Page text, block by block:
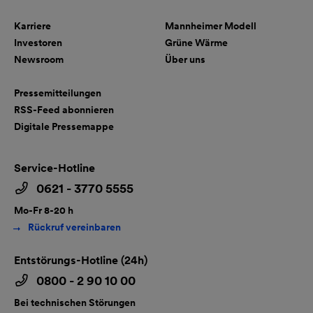
Karriere
Investoren
Newsroom
Mannheimer Modell
Grüne Wärme
Über uns
Pressemitteilungen
RSS-Feed abonnieren
Digitale Pressemappe
Service-Hotline
0621 - 3770 5555
Mo-Fr 8-20 h
Rückruf vereinbaren
Entstörungs-Hotline (24h)
0800 - 2 90 10 00
Bei technischen Störungen